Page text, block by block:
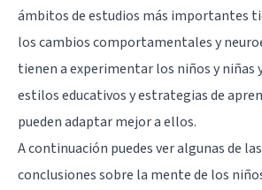
ámbitos de estudios más importantes
los cambios comportamentales y
tienen a experimentar los niños y niñas
estilos educativos y estrategias de
pueden adaptar mejor a ellos.
A continuación puedes ver algunas de
conclusiones sobre la mente de los